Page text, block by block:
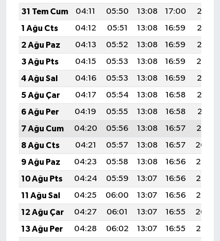
31 Tem Cum
04:11 05:50 13:08 17:00
20:17
1 Ağu Cts
04:12 05:51 13:08 16:59
20:16
2 Ağu Paz
04:13 05:52 13:08 16:59
20:15
3 Ağu Pts
04:15 05:53 13:08 16:59
20:14
4 Ağu Sal
04:16 05:53 13:08 16:59
20:13
5 Ağu Çar
04:17 05:54 13:08 16:58
20:12
6 Ağu Per
04:19 05:55 13:08 16:58
20:11
7 Ağu Cum
04:20 05:56 13:08 16:57
20:10
8 Ağu Cts
04:21 05:57 13:08 16:57
20:09
9 Ağu Paz
04:23 05:58 13:08 16:56
20:07
10 Ağu Pts
04:24 05:59 13:07 16:56
20:06
11 Ağu Sal
04:25 06:00 13:07 16:56
20:05
12 Ağu Çar
04:27 06:01 13:07 16:55
20:04
13 Ağu Per
04:28 06:02 13:07 16:55
20:02